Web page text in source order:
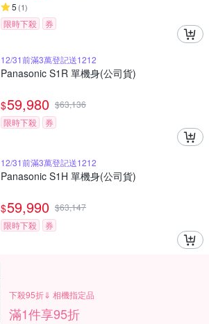
5 (1)
限時下殺 券
12/31前滿3萬登記送1212
Panasonic S1R 單機身(公司貨)
$59,980 $63,136
限時下殺
券
12/31前滿3萬登記送1212
Panasonic S1H 單機身(公司貨)
$59,990 $63,147
限時下殺
券
下殺95折⇓ 相機指定品
滿1件享95折